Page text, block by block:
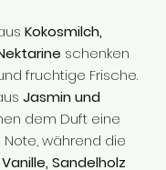
Kokosmilch,
schenken
fruchtige Frische.
Jasmin und
dem Duft eine
während die
Vanille, Sandelholz